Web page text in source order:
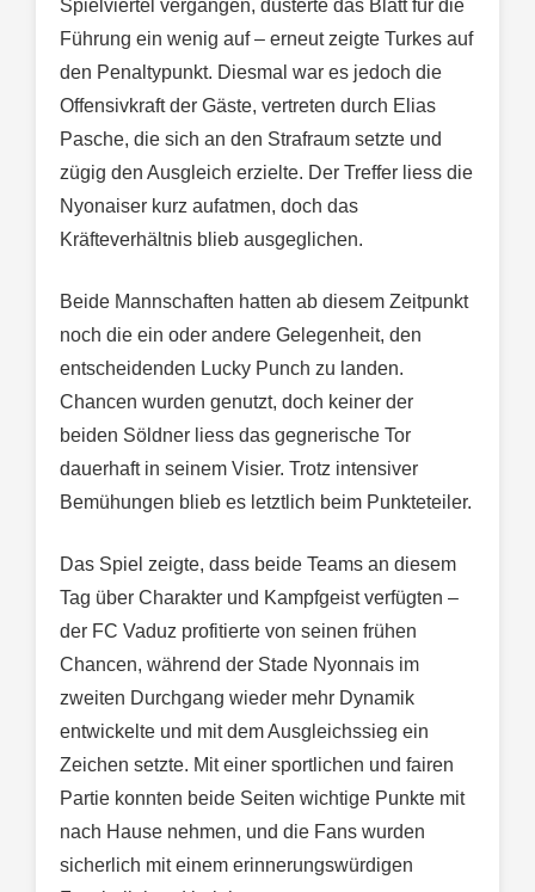
Spielviertel vergangen, düsterte das Blatt für die
Führung ein wenig auf – erneut zeigte Turkes auf
den Penaltypunkt. Diesmal war es jedoch die
Offensivkraft der Gäste, vertreten durch Elias
Pasche, die sich an den Strafraum setzte und
zügig den Ausgleich erzielte. Der Treffer liess die
Nyonaiser kurz aufatmen, doch das
Kräfteverhältnis blieb ausgeglichen.
Beide Mannschaften hatten ab diesem Zeitpunkt
noch die ein oder andere Gelegenheit, den
entscheidenden Lucky Punch zu landen.
Chancen wurden genutzt, doch keiner der
beiden Söldner liess das gegnerische Tor
dauerhaft in seinem Visier. Trotz intensiver
Bemühungen blieb es letztlich beim Punkteteiler.
Das Spiel zeigte, dass beide Teams an diesem
Tag über Charakter und Kampfgeist verfügten –
der FC Vaduz profitierte von seinen frühen
Chancen, während der Stade Nyonnais im
zweiten Durchgang wieder mehr Dynamik
entwickelte und mit dem Ausgleichssieg ein
Zeichen setzte. Mit einer sportlichen und fairen
Partie konnten beide Seiten wichtige Punkte mit
nach Hause nehmen, und die Fans wurden
sicherlich mit einem erinnerungswürdigen